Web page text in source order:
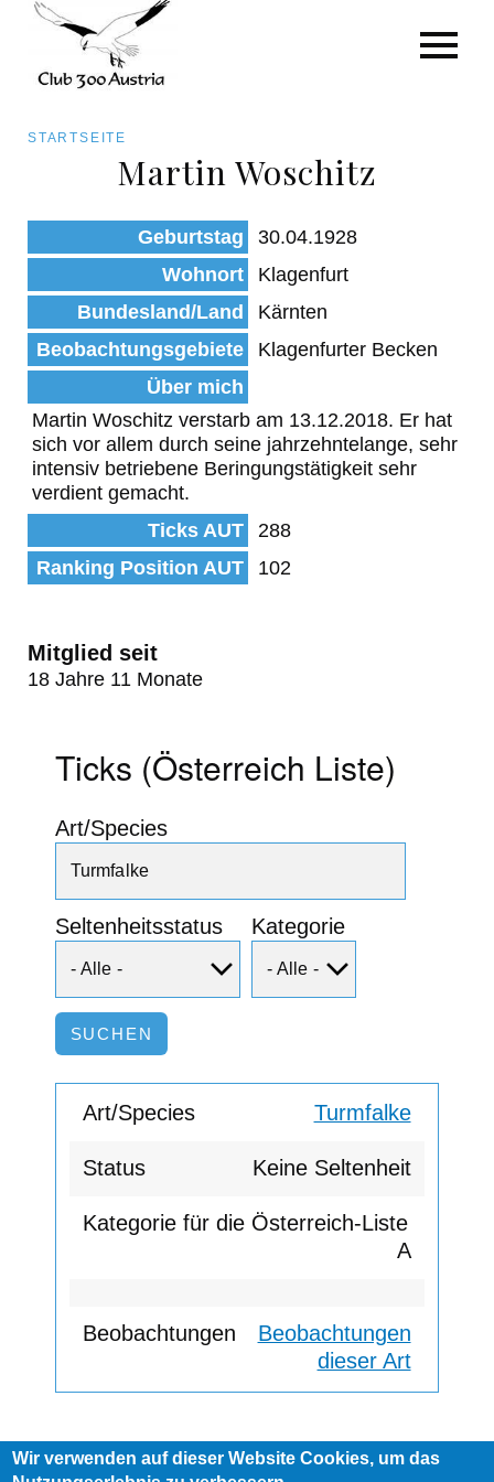
zum
Inhalt
Pfadnavigation
STARTSEITE
Martin Woschitz
Geburtstag
30.04.1928
Wohnort
Klagenfurt
Bundesland/Land
Kärnten
Beobachtungsgebiete
Klagenfurter Becken
Über mich
Martin Woschitz verstarb am 13.12.2018. Er hat
sich vor allem durch seine jahrzehntelange, sehr
intensiv betriebene Beringungstätigkeit sehr
verdient gemacht.
Ticks AUT
288
Ranking Position AUT
102
Mitglied seit
18 Jahre 11 Monate
Ticks (Österreich Liste)
Art/Species
Seltenheitsstatus Kategorie
Art/Species
Status
Kategorie für die Österreich-Liste
Beobachtungen
Turmfalke
Keine Seltenheit
A
Beobachtungen
dieser Art
Wir verwenden auf dieser Website Cookies, um das